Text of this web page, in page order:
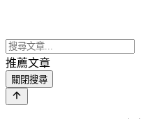
推薦文章
關閉搜尋